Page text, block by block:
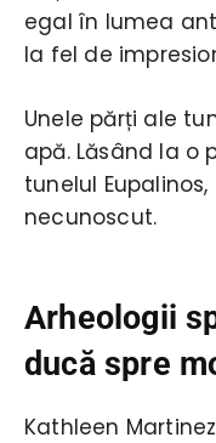
egal în lumea
la fel de
Unele părți ale
apă. Lăsând la o
tunelul
necunoscut.
Arheologii
ducă spre
Kathleen